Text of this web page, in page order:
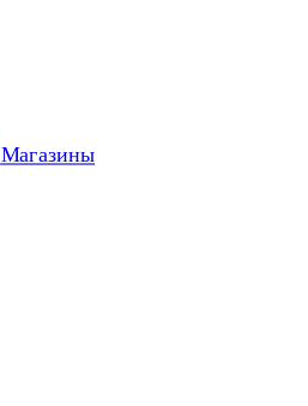
Магазины